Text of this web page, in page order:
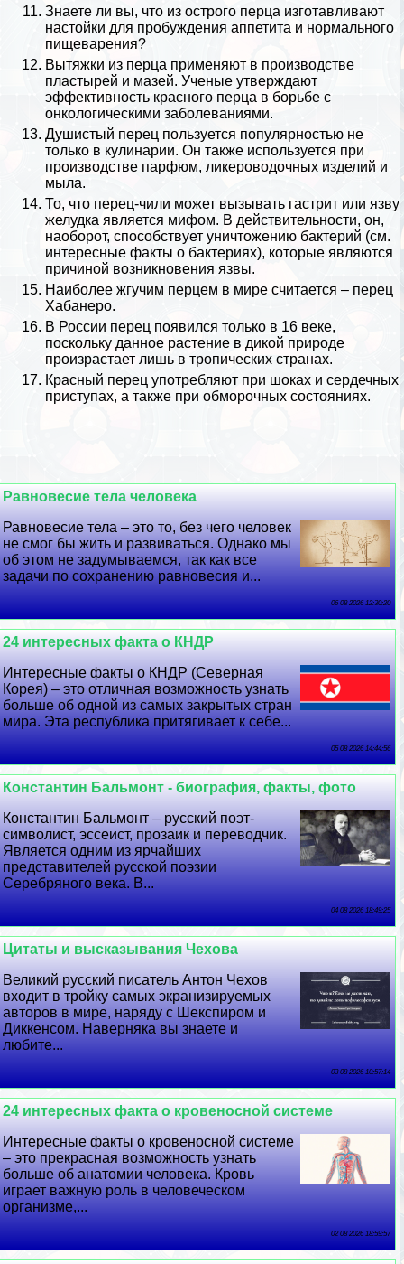
Знаете ли вы, что из острого перца изготавливают
настойки для пробуждения аппетита и нормального
пищеварения?
Вытяжки из перца применяют в производстве
пластырей и мазей. Ученые утверждают
эффективность красного перца в борьбе с
oнкoлoгическими заболеваниями.
Душистый перец пользуется популярностью не
только в кулинарии. Он также используется при
производстве парфюм, ликероводочных изделий и
мыла.
То, что перец-чили может вызывать гастрит или язву
желудка является мифом. В действительности, он,
наоборот, способствует уничтожению бактерий (см.
интересные факты о бактериях), которые являются
причиной возникновения язвы.
Наиболее жгучим перцем в мире считается – перец
Хабанеро.
В России перец появился только в 16 веке,
поскольку данное растение в дикой природе
произрастает лишь в тропических странах.
Красный перец употрeбляют при шоках и сердечных
приступах, а также при обморочных состояниях.
Равновесие тела человека
Равновесие тела – это то, без чего человек
не смог бы жить и развиваться. Однако мы
об этом не задумываемся, так как все
задачи по сохранению равновесия и...
06 08 2026 12:30:20
24 интересных факта о КНДР
Интересные факты о КНДР (Северная
Корея) – это отличная возможность узнать
больше об одной из самых закрытых стран
мира. Эта республика притягивает к себе...
05 08 2026 14:44:56
Константин Бальмонт - биография, факты, фото
Константин Бальмонт – русский поэт-
символист, эссеист, прозаик и переводчик.
Является одним из ярчайших
представителей русской поэзии
Серебряного века. В...
04 08 2026 18:49:25
Цитаты и высказывания Чехова
Великий русский писатель Антон Чехов
входит в тройку самых экранизируемых
авторов в мире, наряду с Шекспиром и
Диккенсом. Наверняка вы знаете и
любите...
03 08 2026 10:57:14
24 интересных факта о кровеносной системе
Интересные факты о кровеносной системе
– это прекрасная возможность узнать
больше об анатомии человека. Кровь
играет важную роль в человеческом
организме,...
02 08 2026 18:59:57